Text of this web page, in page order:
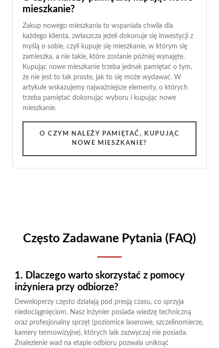
mieszkanie?
Zakup nowego mieszkania to wspaniała chwila dla
każdego klienta, zwłaszcza jeżeli dokonuje się inwestycji z
myślą o sobie, czyli kupuje się mieszkanie, w którym się
zamieszka, a nie takie, które zostanie później wynajęte.
Kupując nowe mieszkanie trzeba jednak pamiętać o tym,
że nie jest to tak proste, jak to się może wydawać. W
artykule wskazujemy najważniejsze elementy, o których
trzeba pamiętać dokonując wyboru i kupując nowe
mieszkanie.
O CZYM NALEŻY PAMIĘTAĆ, KUPUJĄC
NOWE MIESZKANIE?
Często Zadawane Pytania (FAQ)
1. Dlaczego warto skorzystać z pomocy
inżyniera przy odbiorze?
Deweloperzy często działają pod presją czasu, co sprzyja
niedociągnięciom. Nasz inżynier posiada wiedzę techniczną
oraz profesjonalny sprzęt (poziomice laserowe, szczelinomierze,
kamery termowizyjne), których laik zazwyczaj nie posiada.
Znalezienie wad na etapie odbioru pozwala uniknąć